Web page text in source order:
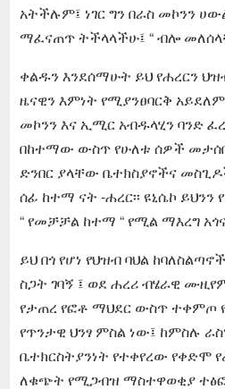
አትችሉም፤ ነገር ግን በራስ መኮንን
ማፈናጠጥ ትችላላችሁ፤ “ ብሎ
ቀልዱን እንደሰማሁት ይህ የሐረርን
ዜናዊን እምነት የሚያንፀባርቅ
መኮንን እና ኢሚር አብዱላሂን ባንድ
በከተማው ውስጥ የሁለቱ ሰዎች
ድንበር ያላቸው ቤተክስያኖችና
ሰፊ ከተማ ናት -ሐረር፡፡ ዩኒሴኮ
“ የመቻቻል ከተማ “ የሚል ማእረግ
ይህ በጎ የሆነ የህዝብ ባህል
ስጋት ገባኝ ፤ ወደ ሐረሪ ብሄራዊ
የታጠረ የፎቶ ማህደር ውስጥ ተቀምጦ
የጥንታዊ ህንፃ ምስል ነው፤ ከምስሉ
ቤተክርስትያንነት የተቀየረው የቀድሞ
ለቁጭት የሚጋብዝ ማስተዋወቂያ